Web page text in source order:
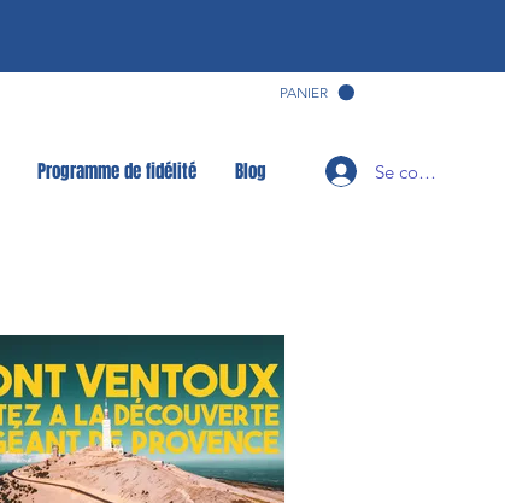
PANIER
Programme de fidélité Blog Se connecter